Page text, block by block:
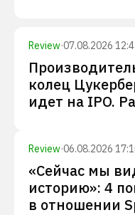
Review·07.08.2026
колец
идет на IPO.
Review·06.08.2026
«Сейчас мы
историю»: 4
в отношении